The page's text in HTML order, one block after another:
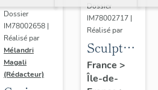
Dossier
IM78002658 |
Réalisé par
Mélandri
Magali
(Rédacteur)
Dossier
IM78002717 |
Réalisé par
Sculpture
: la
Ronde
France >
Île-de-